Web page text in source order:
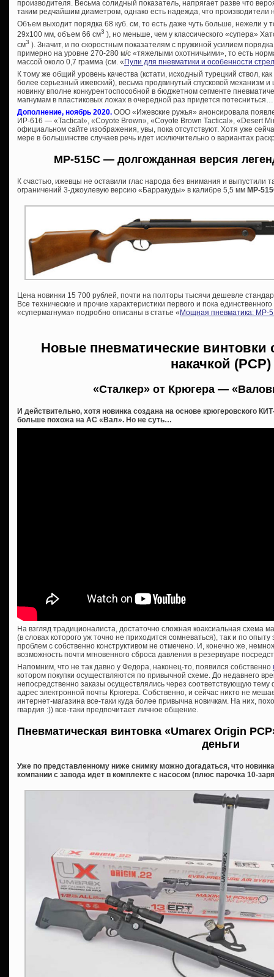
производителя. Весьма солидный показатель, напрягает разве что
таким редчайшим диаметром, однако есть надежда, что производители
Объем выходит порядка 68 куб. см, то есть даже чуть больше, нежели у
29х100 мм, объем 66 см3 ), но меньше, чем у классического «супера»
см3 ). Значит, и по скоростным показателям с пружиной усилием
примерно на уровне 270-280 м/с «тяжелыми охотничьими», то есть
массой около 0,7 грамма (см. «Пули для пневматики и особенности
К тому же общий уровень качества (кстати, исходный турецкий ствол,
более серьезный ижевский), весьма продвинутый спусковой механизм
новинку вполне конкурентоспособной в бюджетном сегменте
магнумам в пластиковых ложах в очередной раз придется потесниться…
Дополнение, ноябрь 2020. ООО «Ижевские ружья» анонсировала
ИР-616 — «Tactical», «Coyote Brown», «Coyote Brown Tactical», «Desert
официальном сайте изображения, увы, пока отсутствуют. Хотя уже
мере в большинстве случаев речь идет исключительно о вариантах
МР-515С — долгожданная версия
К счастью, ижевцы не оставили глас народа без внимания и выпустили
ограничений 3-джоулевую версию «Барракуды» в калибре 5,5 мм МР-
Цена новинки 15 700 рублей, почти на полторы тысячи дешевле
Все технические и прочие характеристики первого и пока
«супермагнума» подробно описаны в статье «Мощная пневматика: МР-
Новые пневматические винтовки
накачкой (PCP)
«Сталкер» от Крюгера —
И действительно, хотя новинка создана на основе крюгеровского
больше похожа на АС «Вал». Но не суть…
На взгляд традиционалиста, достаточно сложная коаксиальная схема
(в словах которого уж точно не приходится сомневаться), так и по
проблем с собственно конструктивом не отмечено. И, конечно же,
возможность почти мгновенного сброса давления в резервуаре
Напомним, что не так давно у Федора, наконец-то, появился собственно
котором покупки осуществляются по привычной схеме. До недавнего
непосредственно заказы осуществлялись через соответствующую
адрес электронной почты Крюгера. Собственно, и сейчас никто не
интернет-магазина все-таки куда более привычна новичкам. На них,
гвардия :)) все-таки предпочитает личное общение.
Пневматическая винтовка «Umarex Origin
деньги
Уже по представленному ниже снимку можно догадаться, что
компании с завода идет в комплекте с насосом (плюс парочка 10-